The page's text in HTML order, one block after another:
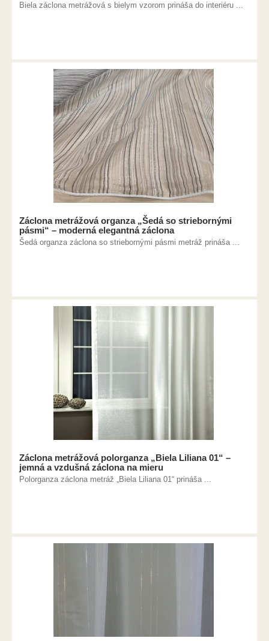
Biela záclona metrážová s bielym vzorom prináša do interiéru ...
Záclona metrážová organza „Šedá so striebornými
pásmi“ – moderná elegantná záclona
Šedá organza záclona so striebornými pásmi metráž prináša ...
Záclona metrážová polorganza „Biela Liliana 01“ –
jemná a vzdušná záclona na mieru
Polorganza záclona metráž „Biela Liliana 01“ prináša ...